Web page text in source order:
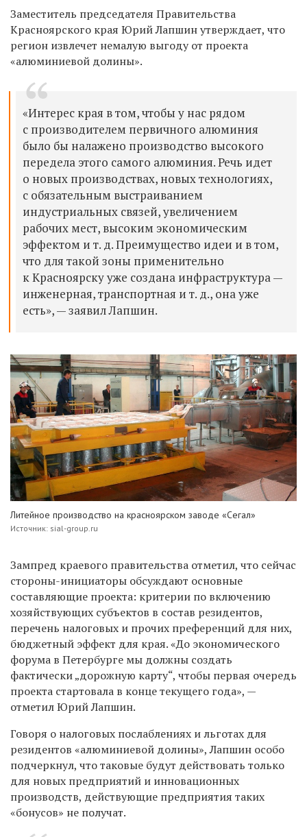
Заместитель председателя Правительства
Красноярского края Юрий Лапшин утверждает, что
регион извлечет немалую выгоду от проекта
«алюминиевой долины».
«Интерес края в том, чтобы у нас рядом
с производителем первичного алюминия
было бы налажено производство высокого
передела этого самого алюминия. Речь идет
о новых производствах, новых технологиях,
с обязательным выстраиванием
индустриальных связей, увеличением
рабочих мест, высоким экономическим
эффектом и т. д. Преимущество идеи и в том,
что для такой зоны применительно
к Красноярску уже создана инфраструктура —
инженерная, транспортная и т. д., она уже
есть», — заявил Лапшин.
Литейное производство на красноярском заводе «Сегал»
Источник: sial-group.ru
Зампред краевого правительства отметил, что сейчас
стороны-инициаторы обсуждают основные
составляющие проекта: критерии по включению
хозяйствующих субъектов в состав резидентов,
перечень налоговых и прочих преференций для них,
бюджетный эффект для края. «До экономического
форума в Петербурге мы должны создать
фактически „дорожную карту“, чтобы первая очередь
проекта стартовала в конце текущего года», —
отметил Юрий Лапшин.
Говоря о налоговых послаблениях и льготах для
резидентов «алюминиевой долины», Лапшин особо
подчеркнул, что таковые будут действовать только
для новых предприятий и инновационных
производств, действующие предприятия таких
«бонусов» не получат.